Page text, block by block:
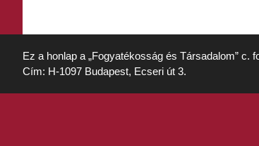
Ez a honlap a „Fogyatékosság és Társadalom” c.
Cím: H-1097 Budapest, Ecseri út 3.